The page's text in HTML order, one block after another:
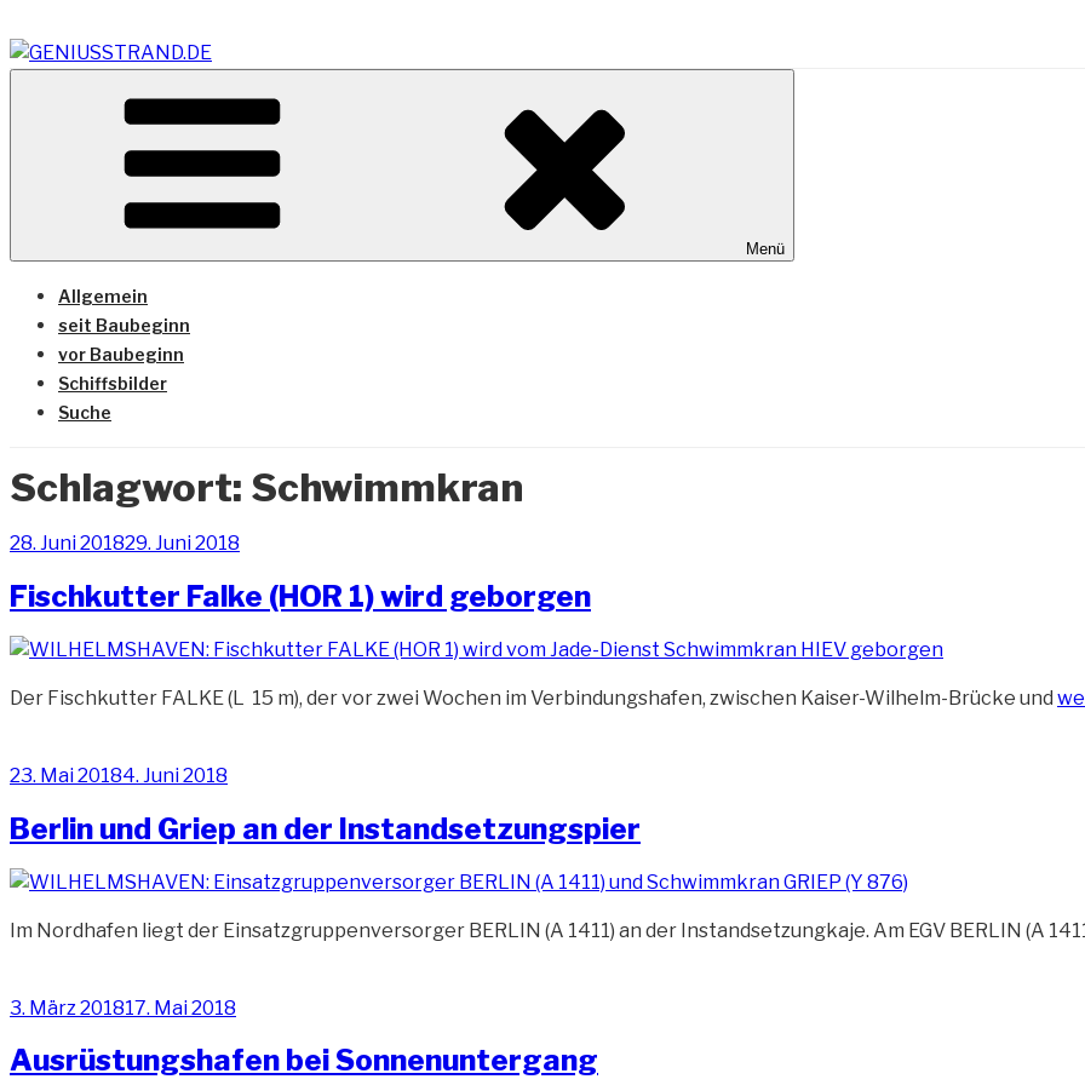
Inhalt
springen
GENIUSSTRAND.DE
Vom Geniusstrand zum JadeWeserPort/Container Terminal Wilhelmshaven
Menü
Allgemein
seit Baubeginn
vor Baubeginn
Schiffsbilder
Suche
Schlagwort: Schwimmkran
Veröffentlicht
28. Juni 201829. Juni 2018
Fischkutter Falke (HOR 1) wird geborgen
Der Fischkutter FALKE (L 15 m), der vor zwei Wochen im Verbindungshafen, zwischen Kaiser-Wilhelm-Brücke und
Veröffentlicht
23. Mai 20184. Juni 2018
Berlin und Griep an der Instandsetzungspier
Im Nordhafen liegt der Einsatzgruppenversorger BERLIN (A 1411) an der Instandsetzungkaje. Am EGV BERLIN (A
Veröffentlicht
3. März 201817. Mai 2018
Ausrüstungshafen bei Sonnenuntergang